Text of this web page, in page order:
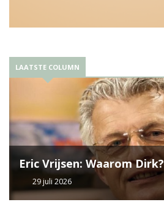
LAATSTE COLUMN
Eric Vrijsen: Waarom Dirk?
29 juli 2026